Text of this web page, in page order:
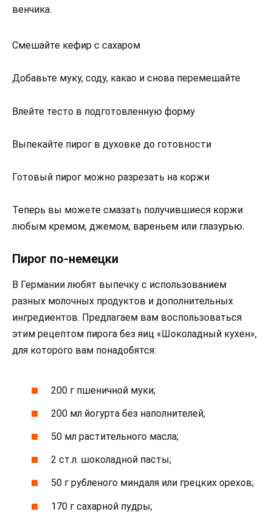
венчика.
Смешайте кефир с сахаром
Добавьте муку, соду, какао и снова перемешайте
Влейте тесто в подготовленную форму
Выпекайте пирог в духовке до готовности
Готовый пирог можно разрезать на коржи
Теперь вы можете смазать получившиеся коржи
любым кремом, джемом, вареньем или глазурью.
Пирог по-немецки
В Германии любят выпечку с использованием
разных молочных продуктов и дополнительных
ингредиентов. Предлагаем вам воспользоваться
этим рецептом пирога без яиц «Шоколадный кухен»,
для которого вам понадобятся:
200 г пшеничной муки;
200 мл йогурта без наполнителей;
50 мл растительного масла;
2 ст.л. шоколадной пасты;
50 г рубленого миндаля или грецких орехов;
170 г сахарной пудры;